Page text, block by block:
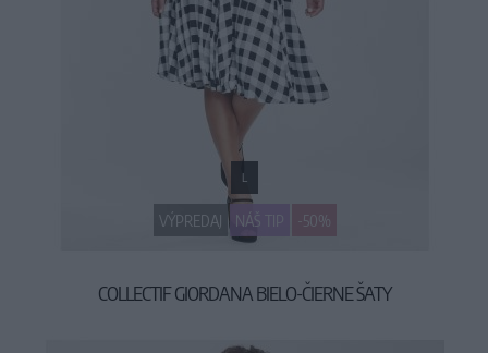
VÝPREDAJ NÁŠ TIP -50%
L
COLLECTIF GIORDANA BIELO-ČIERNE ŠATY
64,90 €32,45 €